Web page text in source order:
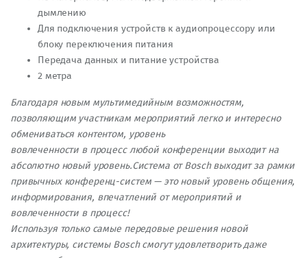
дымлению
Для подключения устройств к аудиопроцессору или
блоку переключения питания
Передача данных и питание устройства
2 метра
Благодаря новым мультимедийным возможностям,
позволяющим участникам мероприятий легко и интересно
обмениваться контентом, уровень
вовлеченности в процесс любой конференции выходит на
абсолютно новый уровень.Система от Bosch выходит за рамки
привычных конференц-систем — это новый уровень общения,
информирования, впечатлений от мероприятий и
вовлеченности в процесс!
Используя только самые передовые решения новой
архитектуры, системы Bosch смогут удовлетворить даже